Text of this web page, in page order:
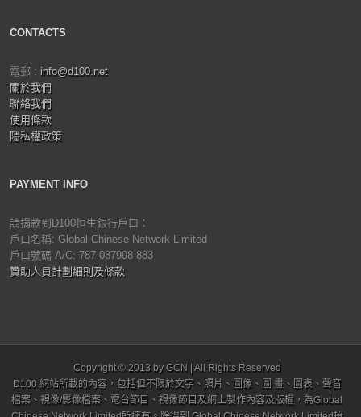
CONTACTS
電郵 : info@d100.net
關於我們
聯絡我們
使用條款
隱私權政策
PAYMENT INFO
請捐款到D100恒生銀行戶口：
戶口名稱: Global Chinese Network Limited
戶口號碼 A/C: 787-087998-883
贊助人員計劃細則及條款
Copyright © 2013 by GCN | All Rights Reserved
D100 網站所載的內容，包括但不限於文字、照片、圖像、圖 畫、圖表、聲音
檔案、視像/影像檔案、電台節目、視像節目及網上製作內容及版權，為Global